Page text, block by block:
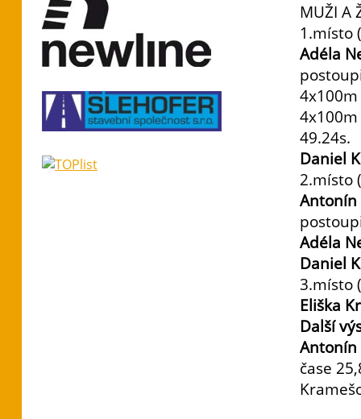
MUŽI A
1.místo
Adéla
49.24s.
Daniel
2.místo
Antonín
Adéla
Daniel
3.místo
Eliška
Další
Antonín
čase